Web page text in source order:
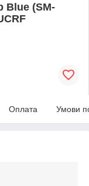
Blue (SM-
Оплата Умови